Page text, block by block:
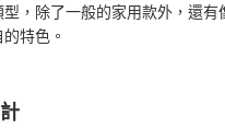
，除了一般的家用款外，還
特色。